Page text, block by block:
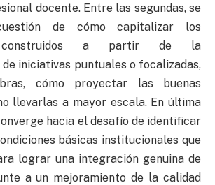
docente. Entre las segundas, se
de cómo capitalizar los
construidos a partir de la
iniciativas puntuales o focalizadas,
cómo proyectar las buenas
llevarlas a mayor escala. En última
hacia el desafío de identificar
básicas institucionales que
lograr una integración genuina de
a un mejoramiento de la calidad